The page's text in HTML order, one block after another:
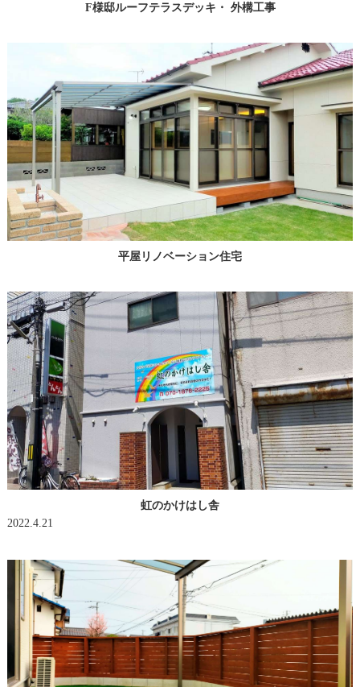
F様邸ルーフテラスデッキ・ 外構工事
平屋リノベーション住宅
虹のかけはし舎
2022.4.21